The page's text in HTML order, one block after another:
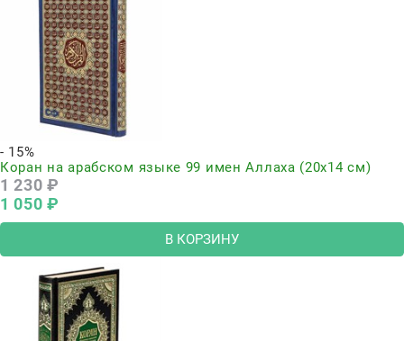
- 15%
Коран на арабском языке 99 имен Аллаха (20х14 см)
1 230 ₽
1 050 ₽
В КОРЗИНУ